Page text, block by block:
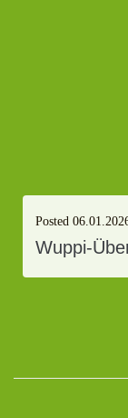
Posted
Wuppi-